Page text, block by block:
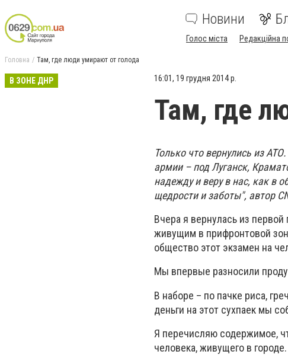
Новини
Голос міста Редакційна
Головна Там, где люди умирают от голода
В ЗОНЕ ДНР 16:01, 19 грудня 2014 р.
Там, где
Только что вернулись из
армии – под Луганск,
надежду и веру в нас, как в
щедрости и заботы", автор
Вчера я вернулась из
живущим в прифронтовой
общество этот экзамен на
Мы впервые разносили
В наборе – по пачке риса,
деньги на этот сухпаек мы
Я перечисляю содержимое,
человека, живущего в городе.